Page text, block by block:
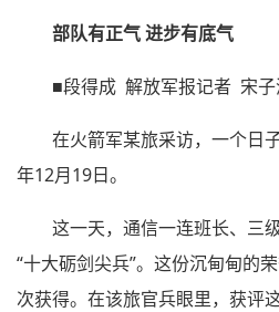
部队有正气 进步有底气
■段得成 解放军报记者 宋
在火箭军某旅采访，一个日
年12月19日。
这一天，通信一连班长、三
“十大砺剑尖兵”。这份沉甸甸的
次获得。在该旅官兵眼里，获评